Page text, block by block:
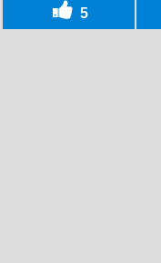
5